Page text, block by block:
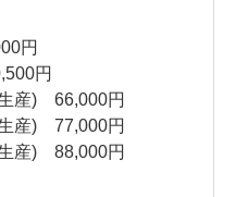
円
円
産) 66,000円
産) 77,000円
産) 88,000円